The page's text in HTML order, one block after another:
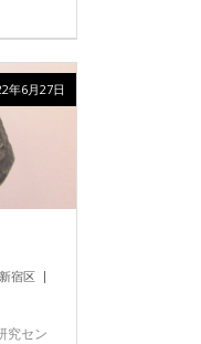
新宿区
究セン
年6月27日